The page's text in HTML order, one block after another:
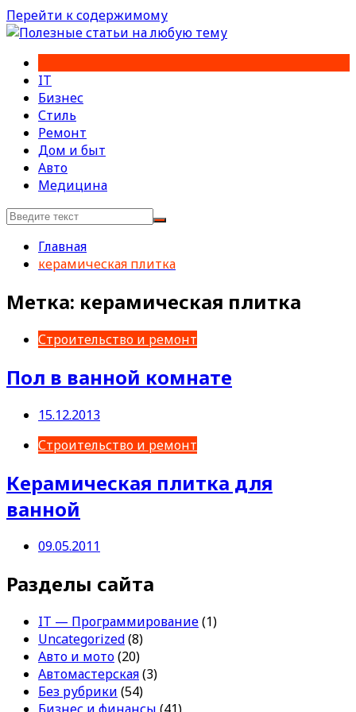
Перейти к содержимому
IT
Бизнес
Стиль
Ремонт
Дом и быт
Авто
Медицина
Главная
керамическая плитка
Метка: керамическая плитка
Строительство и ремонт
Пол в ванной комнате
15.12.2013
Строительство и ремонт
Керамическая плитка для
ванной
09.05.2011
Разделы сайта
IT — Программирование(1)
Uncategorized(8)
Авто и мото(20)
Автомастерская(3)
Без рубрики (54)